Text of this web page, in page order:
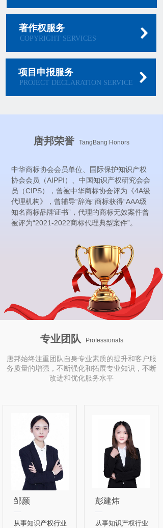
著作权服务
COPYRIGHT SERVICES
项目申报服务
PROJECT DECLARATION SERVICE
唐邦荣誉 TangBang Honors
中华商标协会会员单位、国际保护知识产权
协会会员（AIPPI）、中国知识产权研究会会
员（CIPS），曾被中华商标协会评为《4A级
代理机构》，曾辅导“辞海”商标获得“AAA级
知名商标品牌证书”，代理的商标无效案件曾
被评为“2021-2022商标代理典型案件”。
专业团队 Professionals
唐邦始终注重团队自身专业素质的提升和客户服
务质量的增强，不断强化和拓展专业知识，不断
改进和优化服务水平
邹颜
—
从事知识产权行业
彭建炜
—
从事知识产权行业